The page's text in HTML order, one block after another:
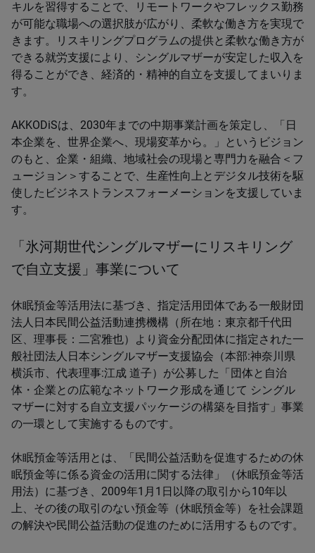
キルを習得することで、リモートワークやフレックス勤務
が可能な職場への選択肢が広がり、柔軟な働き方を実現で
きます。リスキリングプログラムの提供と柔軟な働き方が
できる就労支援により、シングルマザーが安定した収入を
得ることができ、経済的・精神的自立を支援してまいりま
す。
AKKODiSは、2030年までの中期事業計画を策定し、「日
本企業を、世界企業へ、現場変革から。」というビジョン
のもと、企業・組織、地域社会の現場と専門力を融合＜フ
ュージョン＞することで、生産性向上とデジタル技術を駆
使したビジネストランスフォーメーションを支援していま
す。
「氷河期世代シングルマザーにリスキリング
で自立支援」事業について
休眠預金等活用法に基づき、指定活用団体である一般財団
法人日本民間公益活動連携機構（所在地：東京都千代田
区、理事長：二宮雅也）より資金分配団体に指定された一
般社団法人日本シングルマザー支援協会（本部:神奈川県
横浜市、代表理事:江成 道子）が公募した「団体と自治
体・企業との広範なネットワーク形成を通じて シングル
マザーに対する自立支援パッケージの構築を目指す」事業
の一環として実施するものです。
休眠預金等活用とは、「民間公益活動を促進するための休
眠預金等に係る資金の活用に関する法律」（休眠預金等活
用法）に基づき、2009年1月1日以降の取引から10年以
上、その後の取引のない預金等（休眠預金等）を社会課題
の解決や民間公益活動の促進のために活用するものです。